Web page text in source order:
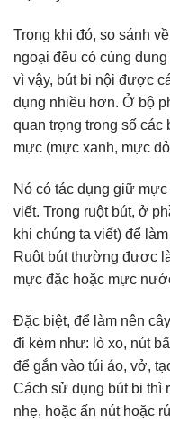
Trong khi đó, so sánh
ngoại đều có cùng
vì vậy, bút bi nội được
dụng nhiều hơn. Ở bộ
quan trọng trong số các
mực (mực xanh, mực
Nó có tác dụng giữ
viết. Trong ruột bút, ở
khi chúng ta viết) để
Ruột bút thường được
mực đặc hoặc mực
Đặc biệt, để làm nên
đi kèm như: lò xo, nút
để gắn vào túi áo, vở,
Cách sử dụng bút bi thì
nhẹ, hoặc ấn nút hoặc